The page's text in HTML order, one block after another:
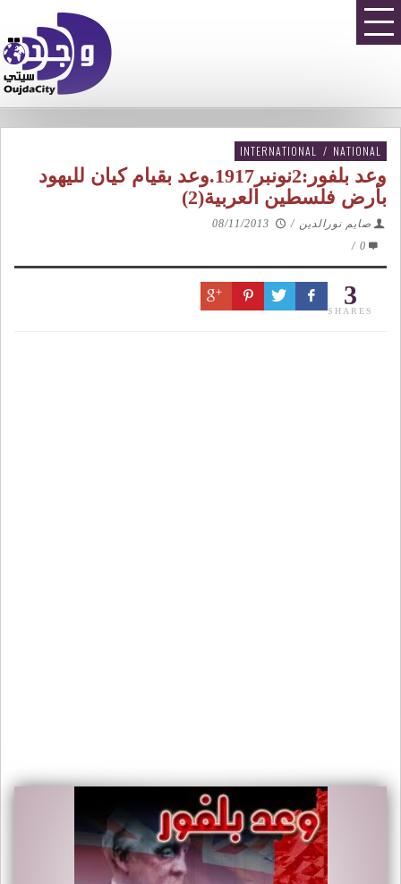
INTERNATIONAL / NATIONAL
وعد بلفور:2نونبر1917.وعد بقيام كيان لليهود
بأرض فلسطين العربية(2)
صايم نورالدين /
08/11/2013
0
/
3
SHARES